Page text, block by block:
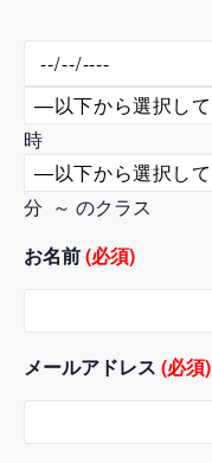
時
分 ～ のクラス
お名前(必須)
メールアドレス (必須)